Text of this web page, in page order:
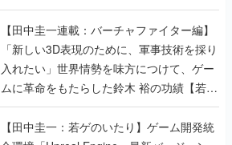
【若ゲのいたり最終回】
【田中圭一連載：バーチャファイター編】
「新しい3D表現のために、軍事技術を採り
入れたい」世界情勢を味方につけて、ゲー
ムに革命をもたらした鈴木 裕の功績【若ゲ
のいたり】
【田中圭一：若ゲのいたり】ゲーム開発統